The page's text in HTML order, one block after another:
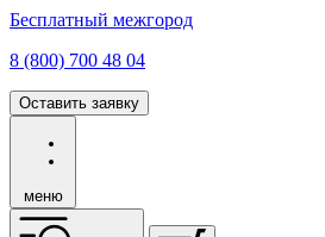
Бесплатный межгород
8 (800) 700 48 04
Оставить заявку
меню